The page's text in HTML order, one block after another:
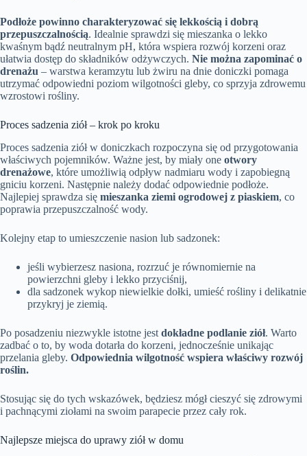
Podłoże powinno charakteryzować się lekkością i dobrą
przepuszczalnością. Idealnie sprawdzi się mieszanka o lekko
kwaśnym bądź neutralnym pH, która wspiera rozwój korzeni oraz
ułatwia dostęp do składników odżywczych. Nie można zapominać o
drenażu – warstwa keramzytu lub żwiru na dnie doniczki pomaga
utrzymać odpowiedni poziom wilgotności gleby, co sprzyja zdrowemu
wzrostowi rośliny.
Proces sadzenia ziół – krok po kroku
Proces sadzenia ziół w doniczkach rozpoczyna się od przygotowania
właściwych pojemników. Ważne jest, by miały one otwory
drenażowe, które umożliwią odpływ nadmiaru wody i zapobiegną
gniciu korzeni. Następnie należy dodać odpowiednie podłoże.
Najlepiej sprawdza się mieszanka ziemi ogrodowej z piaskiem, co
poprawia przepuszczalność wody.
Kolejny etap to umieszczenie nasion lub sadzonek:
jeśli wybierzesz nasiona, rozrzuć je równomiernie na
powierzchni gleby i lekko przyciśnij,
dla sadzonek wykop niewielkie dołki, umieść rośliny i delikatnie
przykryj je ziemią.
Po posadzeniu niezwykle istotne jest dokładne podlanie ziół. Warto
zadbać o to, by woda dotarła do korzeni, jednocześnie unikając
przelania gleby. Odpowiednia wilgotność wspiera właściwy rozwój
roślin.
Stosując się do tych wskazówek, będziesz mógł cieszyć się zdrowymi
i pachnącymi ziołami na swoim parapecie przez cały rok.
Najlepsze miejsca do uprawy ziół w domu